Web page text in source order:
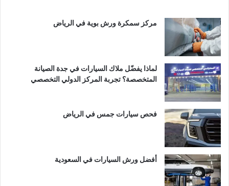
مركز سمكرة ورش بوية في الرياض
لماذا يفضّل ملاك السيارات في جدة الصيانة
المتخصصة؟ تجربة المركز الدولي التخصصي
فحص سيارات جمس في الرياض
أفضل ورش السيارات في السعودية